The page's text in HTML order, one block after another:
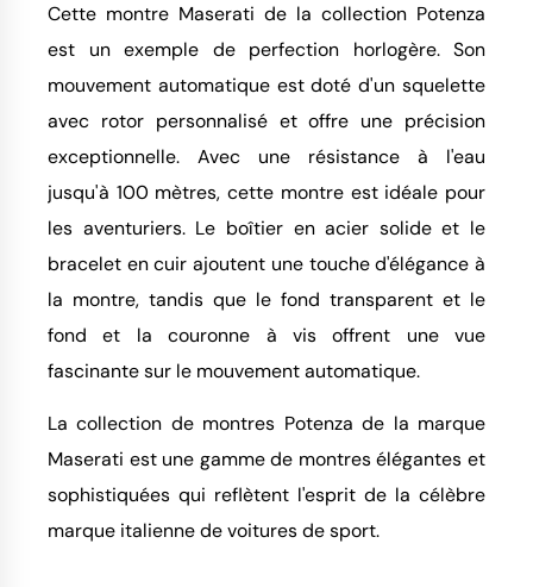
Cette montre Maserati de la collection Potenza
est un exemple de perfection horlogère. Son
mouvement automatique est doté d'un squelette
avec rotor personnalisé et offre une précision
exceptionnelle. Avec une résistance à l'eau
jusqu'à 100 mètres, cette montre est idéale pour
les aventuriers. Le boîtier en acier solide et le
bracelet en cuir ajoutent une touche d'élégance à
la montre, tandis que le fond transparent et le
fond et la couronne à vis offrent une vue
fascinante sur le mouvement automatique.
La collection de montres Potenza de la marque
Maserati est une gamme de montres élégantes et
sophistiquées qui reflètent l'esprit de la célèbre
marque italienne de voitures de sport.